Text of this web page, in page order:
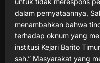
untuk tidak merespons
dalam pernyataannya,
menambahkan bahwa
terhadap oknum yang
institusi Kejari Barito
sah.” Masyarakat yang